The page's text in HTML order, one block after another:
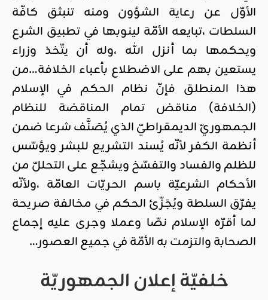
الأوّل عن رعاية الشؤون ومنه تنبثق كافّة
السلطات ،تبايعه الأمّة لينوبها في تطبيق الشرع
ويحكمها بما أنزل الله ،وله أن يتّخذ وزراء
يستعين بهم على الاضطلاع بأعباء الخلافة…من
هذا المنطلق فإنّ نظام الحكم في الإسلام
(الخلافة) مناقض تمام المناقضة للنظام
الجمهوريّ الديمقراطيّ الذي يُصَنَّف شرعا ضمن
أنظمة الكفر لأنّه يُسند التشريع للبشر ويؤسّس
للظلم والفساد والتفسّخ ويشجّع على التحللّ من
الأحكام الشرعيّة باسم الحريّات العامّة ،ولأنّه
يفرّق السلطة ويُجَزّئ الحكم في مخالفة صريحة
لما أقرّه الإسلام نصّا وعملا وجرى عليه إجماع
الصحابة والتزمت به الأمّة في جميع العصور…
خلفيّة إعلان الجمهوريّة